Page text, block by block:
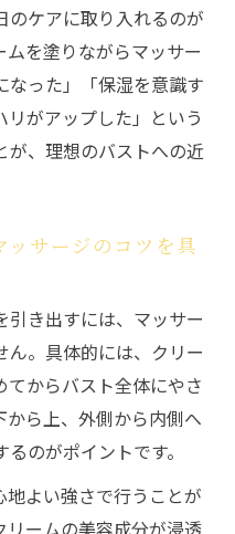
のケアに取り入れるのが
を塗りながらマッサー
なった」「保湿を意識す
がアップした」という
が、理想のバストへの近
ッサージのコツを具
引き出すには、マッサー
ん。具体的には、クリー
からバスト全体にやさ
から上、外側から内側へ
のがポイントです。
地よい強さで行うことが
リームの美容成分が浸透